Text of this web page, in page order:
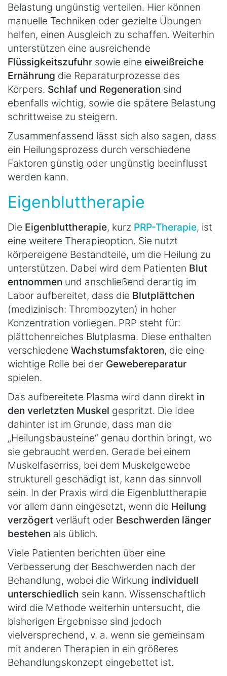
Belastung ungünstig verteilen. Hier können
manuelle Techniken oder gezielte Übungen
helfen, einen Ausgleich zu schaffen. Weiterhin
unterstützen eine ausreichende
Flüssigkeitszufuhr sowie eine eiweißreiche
Ernährung die Reparaturprozesse des
Körpers. Schlaf und Regeneration sind
ebenfalls wichtig, sowie die spätere Belastung
schrittweise zu steigern.
Zusammenfassend lässt sich also sagen, dass
ein Heilungsprozess durch verschiedene
Faktoren günstig oder ungünstig beeinflusst
werden kann.
Eigenbluttherapie
Die Eigenbluttherapie, kurz PRP-Therapie, ist
eine weitere Therapieoption. Sie nutzt
körpereigene Bestandteile, um die Heilung zu
unterstützen. Dabei wird dem Patienten Blut
entnommen und anschließend derartig im
Labor aufbereitet, dass die Blutplättchen
(medizinisch: Thrombozyten) in hoher
Konzentration vorliegen. PRP steht für:
plättchenreiches Blutplasma. Diese enthalten
verschiedene Wachstumsfaktoren, die eine
wichtige Rolle bei der Gewebereparatur
spielen.
Das aufbereitete Plasma wird dann direkt in
den verletzten Muskel gespritzt. Die Idee
dahinter ist im Grunde, dass man die
„Heilungsbausteine“ genau dorthin bringt, wo
sie gebraucht werden. Gerade bei einem
Muskelfaserriss, bei dem Muskelgewebe
strukturell geschädigt ist, kann das sinnvoll
sein. In der Praxis wird die Eigenbluttherapie
vor allem dann eingesetzt, wenn die Heilung
verzögert verläuft oder Beschwerden länger
bestehen als üblich.
Viele Patienten berichten über eine
Verbesserung der Beschwerden nach der
Behandlung, wobei die Wirkung individuell
unterschiedlich sein kann. Wissenschaftlich
wird die Methode weiterhin untersucht, die
bisherigen Ergebnisse sind jedoch
vielversprechend, v. a. wenn sie gemeinsam
mit anderen Therapien in ein größeres
Behandlungskonzept eingebettet ist.